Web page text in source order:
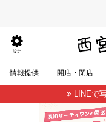
設定
情報提供 開店・閉店
LINEで